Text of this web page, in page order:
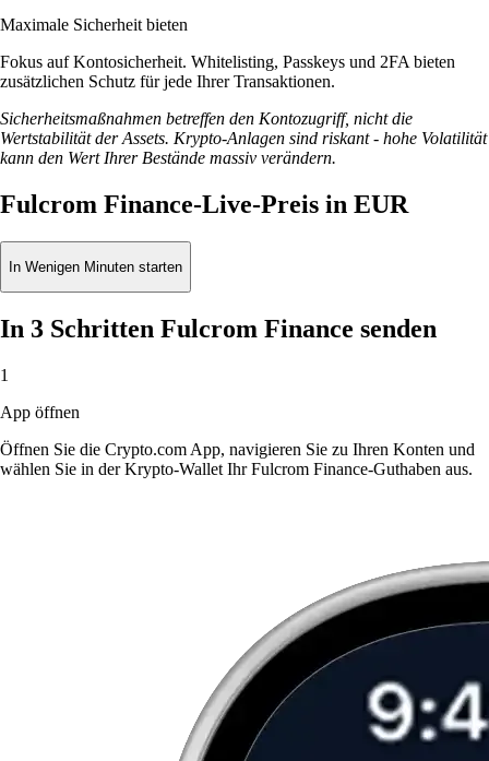
Maximale Sicherheit bieten
Fokus auf Kontosicherheit. Whitelisting, Passkeys und 2FA bieten
zusätzlichen Schutz für jede Ihrer Transaktionen.
Sicherheitsmaßnahmen betreffen den Kontozugriff, nicht die
Wertstabilität der Assets. Krypto-Anlagen sind riskant - hohe Volatilität
kann den Wert Ihrer Bestände massiv verändern.
Fulcrom Finance-Live-Preis in EUR
In Wenigen Minuten starten
In 3 Schritten Fulcrom Finance senden
1
App öffnen
Öffnen Sie die Crypto.com App, navigieren Sie zu Ihren Konten und
wählen Sie in der Krypto-Wallet Ihr Fulcrom Finance-Guthaben aus.